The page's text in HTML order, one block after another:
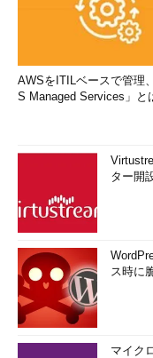
AWSをITILベースで管理
S Managed Services」と
ター開
ス時に
マイク